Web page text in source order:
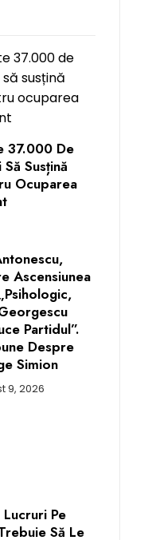
37.000 De
Susțină
Ocuparea
Ascensiunea
Partidul”.
Despre
Simion
9, 2026
Pe
Să Le